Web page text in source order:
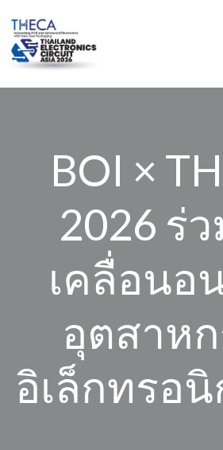
BOI ×
2026 ร่
เคลื่อนอ
อุตสาห
อิเล็กทรอ